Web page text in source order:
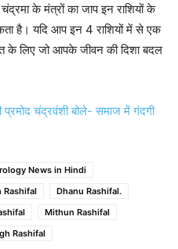
के मंत्रों का जाप इन राशियों के
है। यदि आप इन 4 राशियों में से एक
के लिए जो आपके जीवन की दिशा बदल
प्रमोद चंद्रवंशी बोले- समाज में गंदगी
News in Hindi
Rashifal
Dhanu Rashifal.
Mithun Rashifal
Rashifal